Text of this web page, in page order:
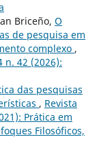
Briceño, O
de pesquisa em
complexo ,
n. 42 (2026):
das pesquisas
, Revista
Prática em
Filosóficos,